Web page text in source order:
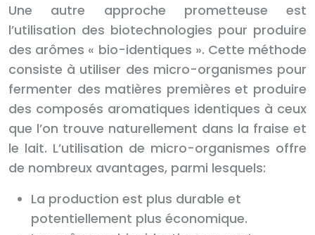
Une autre approche prometteuse est
l’utilisation des biotechnologies pour produire
des arômes « bio-identiques ». Cette méthode
consiste à utiliser des micro-organismes pour
fermenter des matières premières et produire
des composés aromatiques identiques à ceux
que l’on trouve naturellement dans la fraise et
le lait. L’utilisation de micro-organismes offre
de nombreux avantages, parmi lesquels:
La production est plus durable et
potentiellement plus économique.